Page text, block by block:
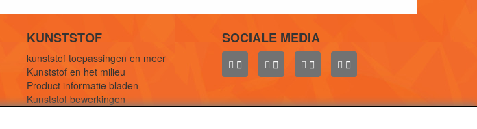
KUNSTSTOF
kunststof toepassingen en meer
Kunststof en het milieu
Product informatie bladen
Kunststof bewerkingen
SOCIALE MEDIA